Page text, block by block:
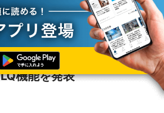
語クエリを活用したガイド付きNLQ機能を発表
が自然言語クエリを活用
機能を発表